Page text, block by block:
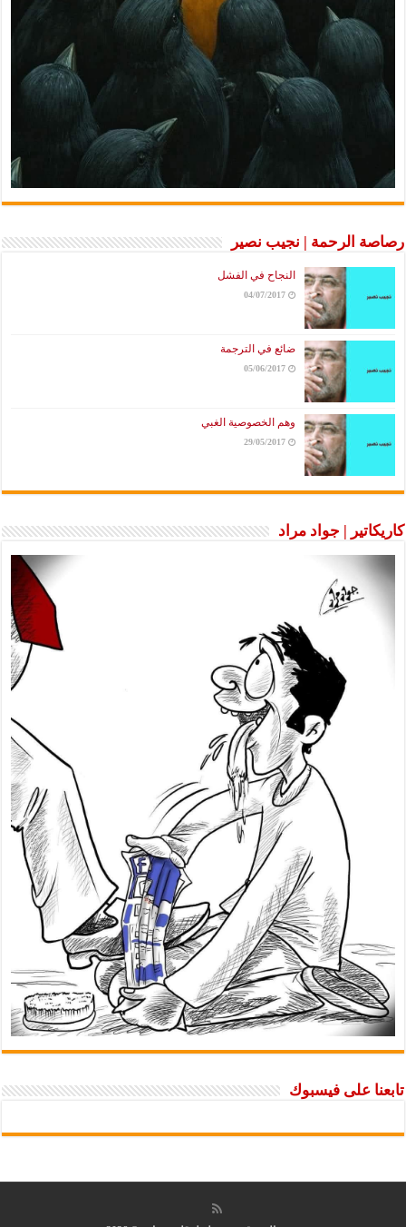
رصاصة الرحمة | نجيب نصير
النجاح في الفشل
04/07/2017
ضائع في الترجمة
05/06/2017
وهم الخصوصية الغبي
29/05/2017
كاريكاتير | جواد مراد
تابعنا على فيسبوك